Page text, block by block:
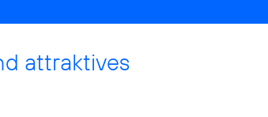
attraktives